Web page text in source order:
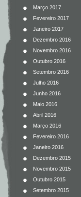
Março 2017
Fevereiro 2017
Janeiro 2017
Dezembro 2016
Novembro 2016
Outubro 2016
Setembro 2016
Julho 2016
Junho 2016
Maio 2016
Abril 2016
Março 2016
Fevereiro 2016
Janeiro 2016
Dezembro 2015
Novembro 2015
Outubro 2015
Setembro 2015